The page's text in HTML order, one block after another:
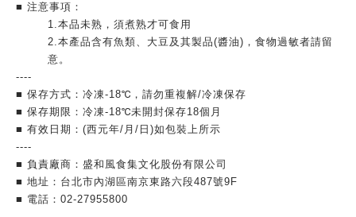
■ 注意事項：
1.本品未熟，須煮熟才可食用
2.本產品含有魚類、大豆及其製品(醬油)，食物過敏者請留
意。
----
■ 保存方式：冷凍-18℃，請勿重複解/冷凍保存
■ 保存期限：冷凍-18℃未開封保存18個月
■ 有效日期：(西元年/月/日)如包裝上所示
----
■ 負責廠商：盛和風食集文化股份有限公司
■ 地址：台北市內湖區南京東路六段487號9F
■ 電話：02-27955800